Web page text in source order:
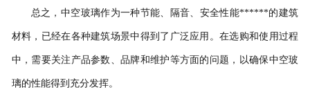
总之，中空玻璃作为一种节能、隔音、安全性能******的建筑
材料，已经在各种建筑场景中得到了广泛应用。在选购和使用过程
中，需要关注产品参数、品牌和维护等方面的问题，以确保中空玻
璃的性能得到充分发挥。